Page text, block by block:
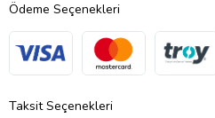
Ödeme Seçenekleri
Taksit Seçenekleri